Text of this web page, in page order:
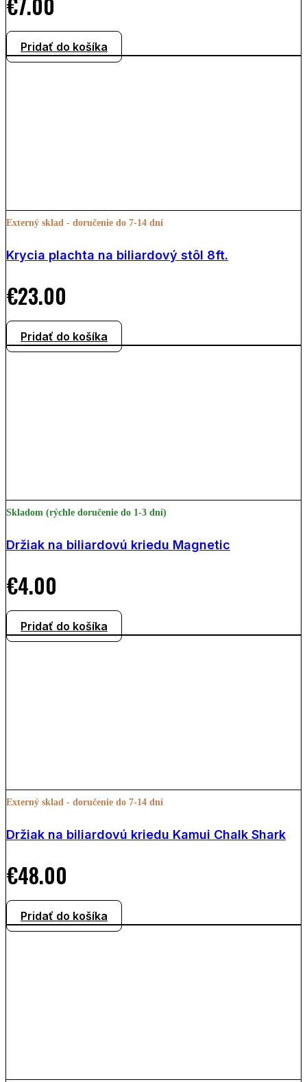
Pridať do košíka
Externý sklad - doručenie do 7-14 dní
Krycia plachta na biliardový stôl 8ft.
€23.00
Pridať do košíka
Skladom (rýchle doručenie do 1-3 dní)
Držiak na biliardovú kriedu Magnetic
€4.00
Pridať do košíka
Externý sklad - doručenie do 7-14 dní
Držiak na biliardovú kriedu Kamui Chalk Shark
€48.00
Pridať do košíka